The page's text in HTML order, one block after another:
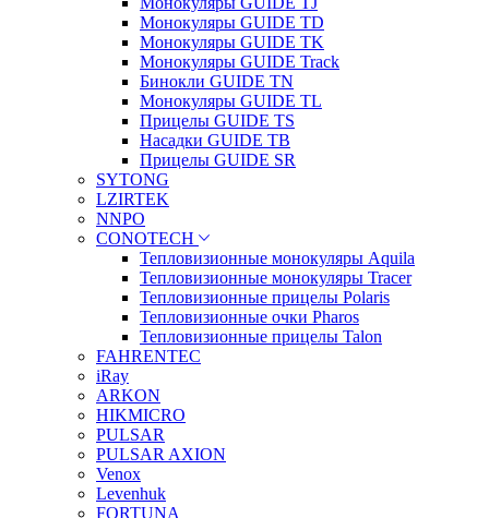
Монокуляры GUIDE TD
Монокуляры GUIDE TK
Монокуляры GUIDE Track
Бинокли GUIDE TN
Монокуляры GUIDE TL
Прицелы GUIDE TS
Насадки GUIDE TB
Прицелы GUIDE SR
SYTONG
LZIRTEK
NNPO
CONOTECH
Тепловизионные монокуляры Aquila
Тепловизионные монокуляры Tracer
Тепловизионные прицелы Polaris
Тепловизионные очки Pharos
Тепловизионные прицелы Talon
FAHRENTEC
iRay
ARKON
HIKMICRO
PULSAR
PULSAR AXION
Venox
Levenhuk
FORTUNA